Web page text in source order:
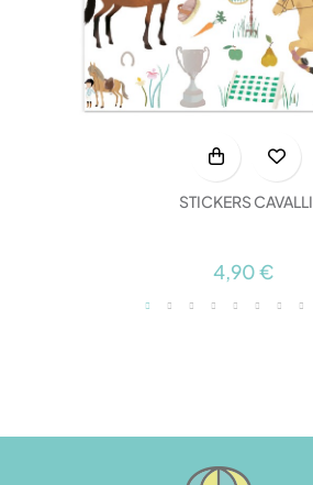
STICKERS CAVALLI
4,90 €